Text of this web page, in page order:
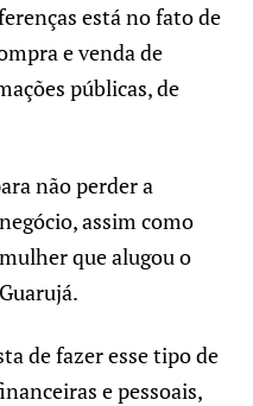
está no fato de
e venda de
públicas, de
não perder a
assim como
que alugou o
de fazer esse tipo de
e pessoais,